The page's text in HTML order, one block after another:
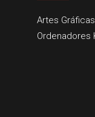
Artes Gráficas
Ordenadores